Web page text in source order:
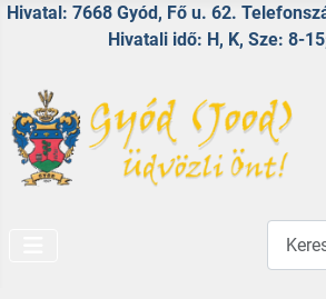
Hivatal: 7668 Gyód, Fő u. 62.
Hivatali idő: H, K, Sze: 8-